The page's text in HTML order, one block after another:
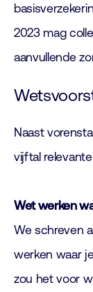
2023 mag
aanvullende
Naast
vijftal
Wet werken
We schreven
werken waar
zou het voor